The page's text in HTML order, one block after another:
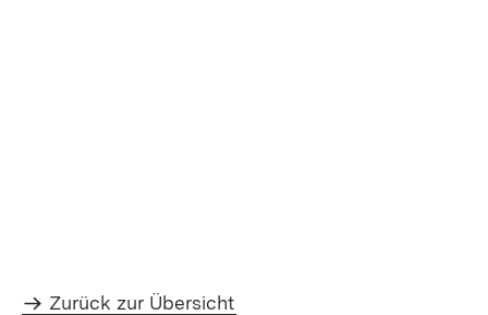
Zurück zur Übersicht